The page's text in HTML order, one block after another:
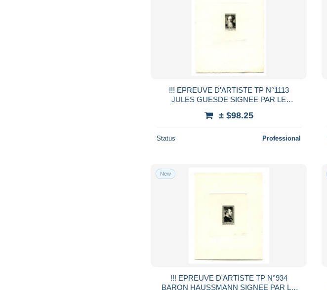
!!! EPREUVE D'ARTISTE TP N°1113
JULES GUESDE SIGNEE PAR LE
± $98.25
Status Professional
New
!!! EPREUVE D'ARTISTE TP N°934
BARON HAUSSMANN SIGNEE PAR LE